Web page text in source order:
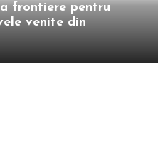
frontiere pentru
venite din